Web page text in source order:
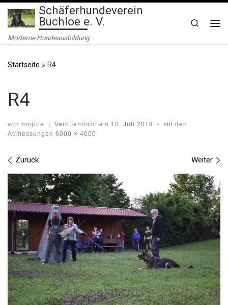
Zum Inhalt springen
Schäferhundeverein
Buchloe e. V.
Moderne Hundeausbildung
Search
Startseite » R4
R4
von brigitte | Veröffentlicht am 10. Juli 2019 -
mit den
Abmessungen 6000 × 4000
Bilder Navigation
Zurück Weiter